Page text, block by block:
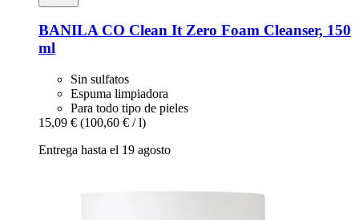
BANILA CO Clean It Zero Foam Cleanser, 150
ml
Sin sulfatos
Espuma limpiadora
Para todo tipo de pieles
15,09 € (100,60 € / l)
Entrega hasta el 19 agosto